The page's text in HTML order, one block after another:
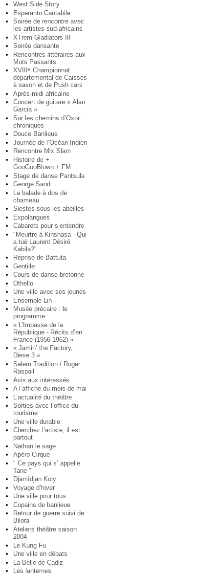
West Side Story
Esperanto Cantabile
Soirée de rencontre avec
les artistes sud-africains
XTrem Gladiators III
Soirée dansante
Rencontres littéraires aux
Mots Passants
XVIII
e Championnat
départemental de Caisses
à savon et de Push cars
Après-midi africaine
Concert de guitare « Alan
Garcia »
Sur les chemins d’Oxor :
chroniques
Douce Banlieue
Journée de l’Océan Indien
Rencontre Mix Slam
Histoire de +
GooGooBlown + FM
Stage de danse Pantsula
George Sand
La balade à dos de
chameau
Siestes sous les abeilles
Expolangues
Cabarets pour s’entendre
"Meurtre à Kinshasa - Qui
a tué Laurent Désiré
Kabila?"
Reprise de Battuta
Gentille
Cours de danse bretonne
Othello
Une ville avec ses jeunes
Ensemble Lin
Musée précaire : le
programme
« L’Impasse de la
République - Récits d’en
France (1956-1962) »
« Jamin’ the Factory,
Diese 3 »
Salem Tradition / Roger
Raspail
Avis aux intéressés
A l’affiche du mois de mai
L’actualité du théâtre
Sorties avec l’office du
tourisme
Une ville durable
Cherchez l’artiste, il est
partout
Nathan le sage
Apéro Cirque
" Ce pays qui s’ appelle
Tane "
Djamîdjan Koly
Voyage d’hiver
Une ville pour tous
Copains de banlieue
Retour de guerre suivi de
Bilora
Ateliers théâtre saison
2004
Le Kung Fu
Une ville en débats
La Belle de Cadiz
Les lanternes